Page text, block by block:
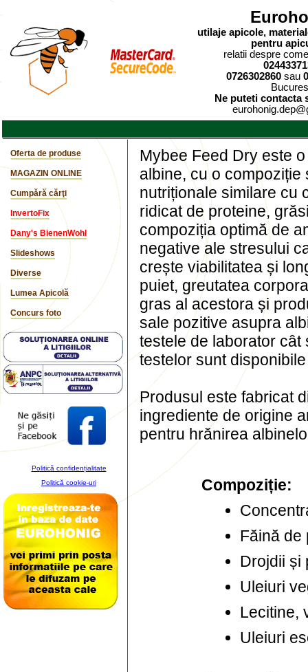
utilaje apicole,
pentru
relatii despre
0726302860 sau
Ne puteti contacta
Oferta de produse
MAGAZIN ONLINE
Cumpără cărţi
InvertoFix
Dany's BienenWohl
Slideshows
Diverse
Lumea Apicolă
Concurs foto
Politică confidențialitate
Politică cookie-uri
Mybee Feed Dry este
albine, cu o
nutriționale similare cu
ridicat de proteine,
compoziția optimă de
negative ale stresului
crește viabilitatea și
puiet, greutatea
gras al acestora și
sale pozitive asupra
testele de laborator cât
testelor sunt
Produsul este fabricat
ingrediente de origine
pentru hrănirea
Compoziție:
Făină de
Drojdii și
Uleiuri
Lecitine,
Uleiuri